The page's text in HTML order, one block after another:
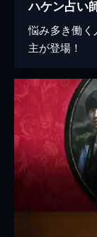
ハケン占い
悩み多き働
主が登場！